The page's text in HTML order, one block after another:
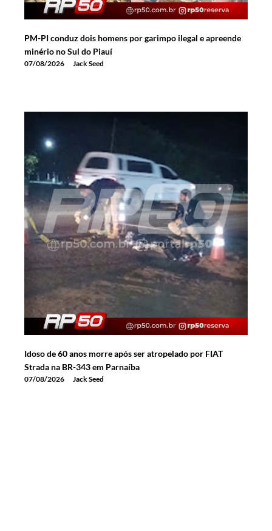
PM-PI conduz dois homens por garimpo ilegal e apreende
minério no Sul do Piauí
07/08/2026 Jack Seed
Idoso de 60 anos morre após ser atropelado por FIAT
Strada na BR-343 em Parnaíba
07/08/2026 Jack Seed